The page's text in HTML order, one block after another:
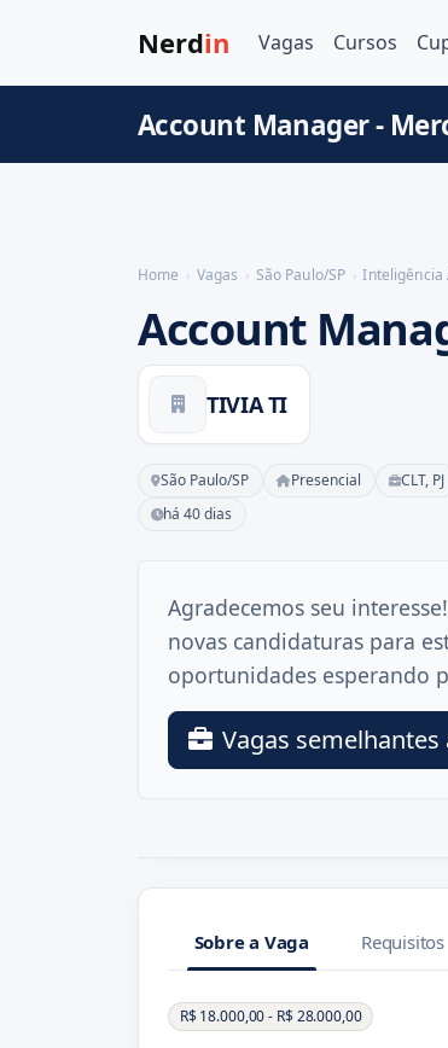
Nerdin Vagas Cursos
Account Manager -
Home Vagas São Paulo/SP Inteligência
Account
TIVIA TI
São Paulo/SP Presencial CLT, PJ
há 40 dias
Agradecemos seu
novas candidaturas para
oportunidades esperando
Vagas semelhantes
Sobre a Vaga Requisitos
Sobre a Vaga
R$ 18.000,00 - R$ 28.000,00